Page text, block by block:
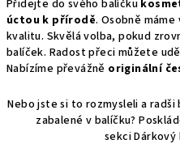
Přidejte do svého balíčku
úctou k přírodě. Osobně
kvalitu. Skvělá volba, pokud
balíček. Radost přeci můžete
Nabízíme převážně originální
Nebo jste si to rozmysleli a
zabalené v balíčku?
sekciDárkový